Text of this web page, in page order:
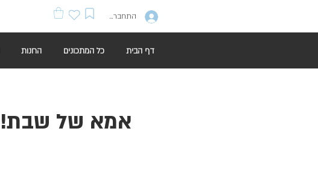
התחברות
דף הבית כל המתכונים החנות